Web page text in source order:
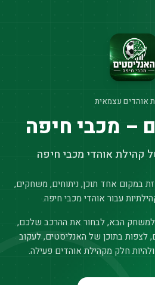
אוהדים עצמאית
– מכבי חיפה
קהילת אוהדי מכבי חיפה
במקום אחד תוכן, ניתוחים, משחקים,
עבור אוהדי מכבי חיפה.
למשחק הבא, לבחור את ההרכב שלכם,
בתוכן של האנליסטים, לעקוב
חלק מקהילת אוהדים פעילה.